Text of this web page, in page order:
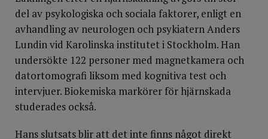
del av psykologiska och sociala faktorer, enligt en
avhandling av neurologen och psykiatern Anders
Lundin vid Karolinska institutet i Stockholm. Han
undersökte 122 personer med magnetkamera och
datortomografi liksom med kognitiva test och
intervjuer. Biokemiska markörer för hjärnskada
studerades också.
Hans slutsats blir att det inte finns något direkt